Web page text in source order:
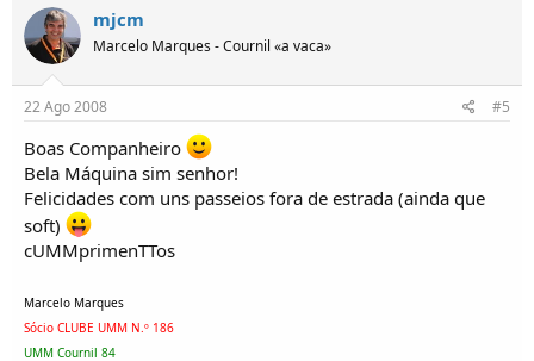
mjcm
Marcelo Marques - Cournil «a vaca»
22 Ago 2008 #5
Boas Companheiro
Bela Máquina sim senhor!
Felicidades com uns passeios fora de estrada (ainda que
soft)
cUMMprimenTTos
Marcelo Marques
Sócio CLUBE UMM N.º 186
UMM Cournil 84